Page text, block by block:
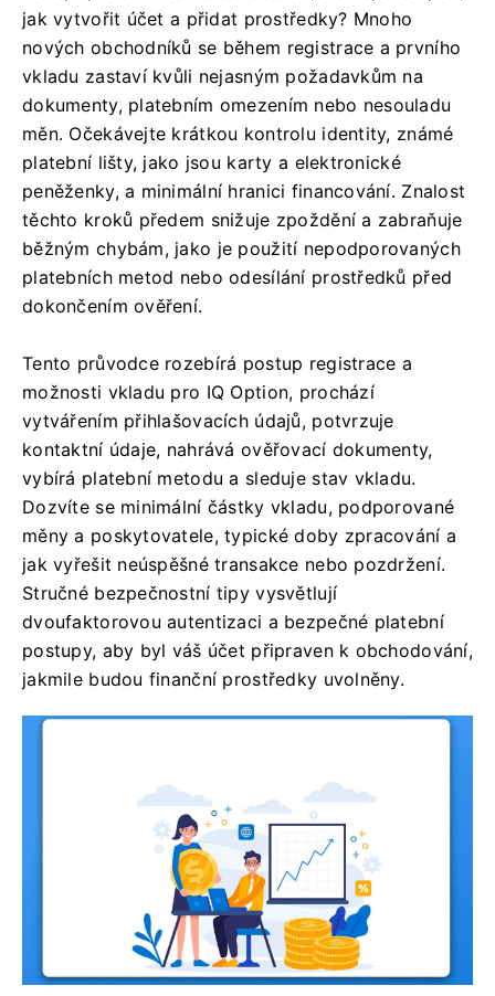
jak vytvořit účet a přidat prostředky? Mnoho
nových obchodníků se během registrace a prvního
vkladu zastaví kvůli nejasným požadavkům na
dokumenty, platebním omezením nebo nesouladu
měn. Očekávejte krátkou kontrolu identity, známé
platební lišty, jako jsou karty a elektronické
peněženky, a minimální hranici financování. Znalost
těchto kroků předem snižuje zpoždění a zabraňuje
běžným chybám, jako je použití nepodporovaných
platebních metod nebo odesílání prostředků před
dokončením ověření.
Tento průvodce rozebírá postup registrace a
možnosti vkladu pro IQ Option, prochází
vytvářením přihlašovacích údajů, potvrzuje
kontaktní údaje, nahrává ověřovací dokumenty,
vybírá platební metodu a sleduje stav vkladu.
Dozvíte se minimální částky vkladu, podporované
měny a poskytovatele, typické doby zpracování a
jak vyřešit neúspěšné transakce nebo pozdržení.
Stručné bezpečnostní tipy vysvětlují
dvoufaktorovou autentizaci a bezpečné platební
postupy, aby byl váš účet připraven k obchodování,
jakmile budou finanční prostředky uvolněny.